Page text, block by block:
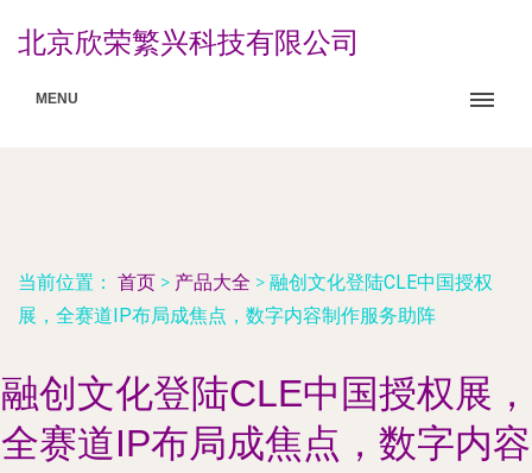
北京欣荣繁兴科技有限公司
MENU
当前位置： 首页 > 产品大全 > 融创文化登陆CLE中国授权
展，全赛道IP布局成焦点，数字内容制作服务助阵
融创文化登陆CLE中国授权展，
全赛道IP布局成焦点，数字内容